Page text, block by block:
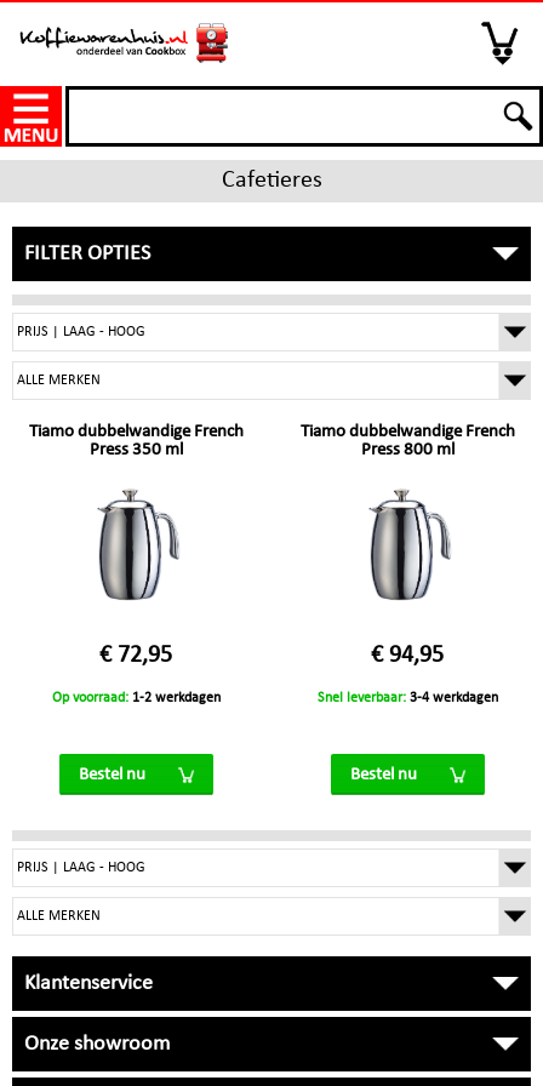
Cafetieres
FILTER OPTIES
Tiamo dubbelwandige French
Press 350 ml
€ 72,95
Op voorraad: 1-2 werkdagen
Bestel nu
Tiamo dubbelwandige French
Press 800 ml
€ 94,95
Snel leverbaar: 3-4 werkdagen
Bestel nu
Klantenservice
Onze showroom